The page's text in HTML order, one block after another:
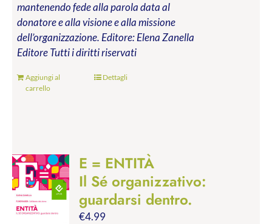
mantenendo fede alla parola data al
donatore e alla visione e alla missione
dell’organizzazione. Editore: Elena Zanella
EditoreTutti i diritti riservati
Aggiungi al
carrello
Dettagli
E = ENTITÀ
Il Sé organizzativo:
guardarsi dentro.
€4.99